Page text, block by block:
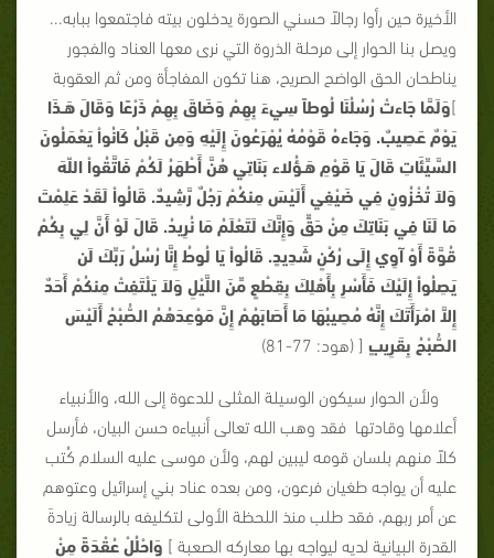
الأخيرة حين رأوا رجالاً حسني الصورة يدخلون بيته فاجتمعوا ببابه...
ويصل بنا الحوار إلى مرحلة الذروة التي نرى معها العناد والفجور
يناطحان الحق الواضح الصريح، هنا تكون المفاجأة ومن ثم العقوبة
]وَلَمَّا جَاءتْ رُسُلُنَا لُوطاً سِيءَ بِهِمْ وَضَاقَ بِهِمْ ذَرْعًا وَقَالَ هَـذَا
يَوْمٌ عَصِيبٌ. وَجَاءهُ قَوْمُهُ يُهْرَعُونَ إِلَيْهِ وَمِن قَبْلُ كَانُواْ يَعْمَلُونَ
السَّيِّئَاتِ قَالَ يَا قَوْمِ هَـؤُلاء بَنَاتِي هُنَّ أَطْهَرُ لَكُمْ فَاتَّقُواْ اللّهَ
وَلاَ تُخْزُونِ فِي ضَيْفِي أَلَيْسَ مِنكُمْ رَجُلٌ رَّشِيدٌ. قَالُواْ لَقَدْ عَلِمْتَ
مَا لَنَا فِي بَنَاتِكَ مِنْ حَقٍّ وَإِنَّكَ لَتَعْلَمُ مَا نُرِيدُ. قَالَ لَوْ أَنَّ لِي بِكُمْ
قُوَّةً أَوْ آوِي إِلَى رُكْنٍ شَدِيدٍ. قَالُواْ يَا لُوطُ إِنَّا رُسُلُ رَبِّكَ لَن
يَصِلُواْ إِلَيْكَ فَأَسْرِ بِأَهْلِكَ بِقِطْعٍ مِّنَ اللَّيْلِ وَلاَ يَلْتَفِتْ مِنكُمْ أَحَدٌ
إِلاَّ امْرَأَتَكَ إِنَّهُ مُصِيبُهَا مَا أَصَابَهُمْ إِنَّ مَوْعِدَهُمُ الصُّبْحُ أَلَيْسَ
الصُّبْحُ بِقَرِيبٍ [ (هود: 77-81)
ولأن الحوار سيكون الوسيلة المثلى للدعوة إلى الله، والأنبياء
أعلامها وقادتها فقد وهب الله تعالى أنبياءه حسن البيان، فأرسل
كلاً منهم بلسان قومه ليبين لهم، ولأن موسى عليه السلام كُتب
عليه أن يواجه طغيان فرعون، ومن بعده عناد بني إسرائيل وعتوهم
عن أمر ربهم، فقد طلب منذ اللحظة الأولى لتكليفه بالرسالة زيادةَ
القدرة البيانية لديه ليواجه بها معاركه الصعبة ] وَاحْلُلْ عُقْدَةً مِنْ